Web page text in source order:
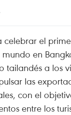
celebrar el
en
tailandés a los
las
con el
entre los